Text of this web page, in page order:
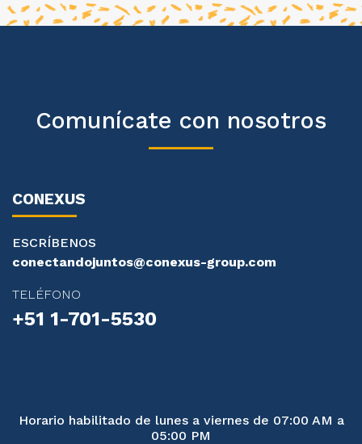
Comunícate con nosotros
CONEXUS
ESCRÍBENOS
conectandojuntos@conexus-group.com
TELÉFONO
+51 1-701-5530
Horario habilitado de lunes a viernes de 07:00 AM a
05:00 PM